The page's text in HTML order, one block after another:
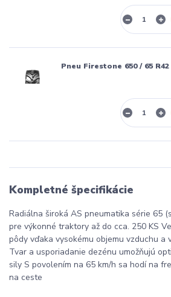
Pneu Firestone 650 / 65 R42
Kompletné špecifikácie
Radiálna široká AS pneumatika série 65
pre výkonné traktory až do cca. 250 KS
pôdy vďaka vysokému objemu vzduchu a
Tvar a usporiadanie dezénu umožňujú
sily S povolením na 65 km/h sa hodí na
na ceste